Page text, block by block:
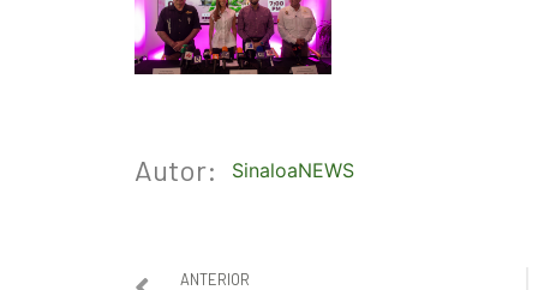
Autor: SinaloaNEWS
ANTERIOR